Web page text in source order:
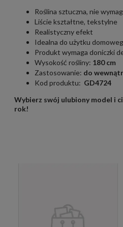
Roślina sztuczna, nie
Liście kształtne, tekstylne
Realistyczny efekt
Idealna do użytku
Produkt wymaga doniczki
Wysokość rośliny: 180 cm
Zastosowanie: do
Kod produktu: GD4724
Wybierz swój ulubiony model i
rok!